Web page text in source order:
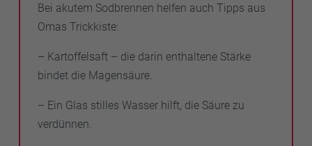
Bei akutem Sodbrennen helfen auch Tipps aus
Omas Trickkiste:
– Kartoffelsaft – die darin enthaltene Stärke
bindet die Magensäure.
– Ein Glas stilles Wasser hilft, die Säure zu
verdünnen.